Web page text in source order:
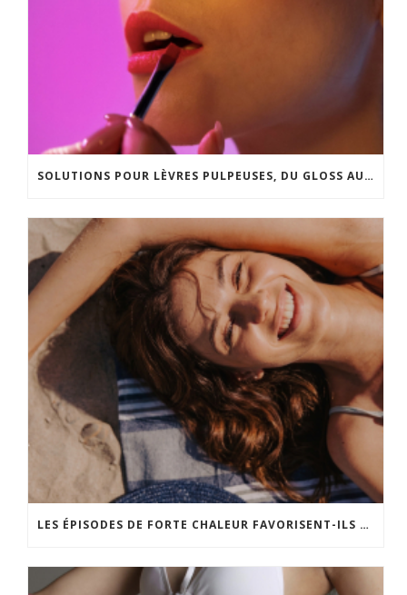
SOLUTIONS POUR LÈVRES PULPEUSES, DU GLOSS AU LIP LIFT
LES ÉPISODES DE FORTE CHALEUR FAVORISENT-ILS LE VIEILLISSEMENT CUTANÉ ?